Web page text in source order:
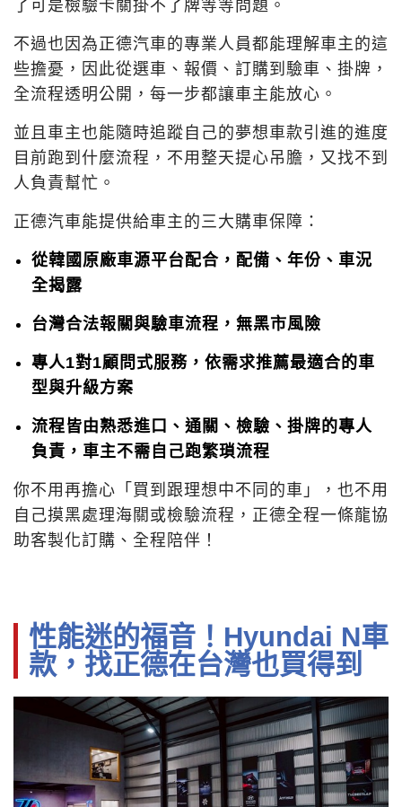
了可是檢驗卡關掛不了牌等等問題。
不過也因為正德汽車的專業人員都能理解車主的這
些擔憂，因此從選車、報價、訂購到驗車、掛牌，
全流程透明公開，每一步都讓車主能放心。
並且車主也能隨時追蹤自己的夢想車款引進的進度
目前跑到什麼流程，不用整天提心吊膽，又找不到
人負責幫忙。
正德汽車能提供給車主的三大購車保障：
從韓國原廠車源平台配合，配備、年份、車況
全揭露
台灣合法報關與驗車流程，無黑市風險
專人1對1顧問式服務，依需求推薦最適合的車
型與升級方案
流程皆由熟悉進口、通關、檢驗、掛牌的專人
負責，車主不需自己跑繁瑣流程
你不用再擔心「買到跟理想中不同的車」，也不用
自己摸黑處理海關或檢驗流程，正德全程一條龍協
助客製化訂購、全程陪伴！
性能迷的福音！Hyundai N車
款，找正德在台灣也買得到